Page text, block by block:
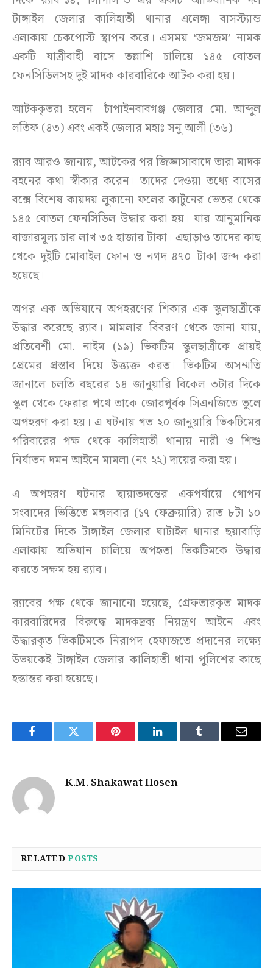
টাঙ্গাইল জেলার কালিহাতী থানার এলেঙ্গা বাসস্ট্যান্ড
এলাকায় চেকপোস্ট স্থাপন করে। এসময় ‘জমজম’ নামক
একটি যাত্রীবাহী বাসে তল্লাশি চালিয়ে ১৪৫ বোতল
ফেনসিডিলসহ দুই মাদক কারবারিকে আটক করা হয়।
আটককৃতরা হলেন- চাঁপাইনবাবগঞ্জ জেলার মো. আব্দুল
লতিফ (৪৩) এবং একই জেলার মহাঃ সনু আলী (৩৬)।
র‍্যাব আরও জানায়, আটকের পর জিজ্ঞাসাবাদে তারা মাদক
বহনের কথা স্বীকার করেন। তাদের দেওয়া তথ্যে বাসের
বক্সে বিশেষ কায়দয় লুকানো ফলের কার্টুনের ভেতর থেকে
১৪৫ বোতল ফেনসিডিল উদ্ধার করা হয়। যার আনুমানিক
বাজারমূল্য চার লাখ ৩৫ হাজার টাকা। এছাড়াও তাদের কাছ
থেকে দুইটি মোবাইল ফোন ও নগদ ৪৭০ টাকা জব্দ করা
হয়েছে।
অপর এক অভিযানে অপহরণের শিকার এক স্কুলছাত্রীকে
উদ্ধার করেছে র‍্যাব। মামলার বিবরণ থেকে জানা যায়,
প্রতিবেশী মো. নাইম (১৯) ভিকটিম স্কুলছাত্রীকে প্রায়ই
প্রেমের প্রস্তাব দিয়ে উত্ত্যক্ত করত। ভিকটিম অসম্মতি
জানালে চলতি বছরের ১৪ জানুয়ারি বিকেল ৩টার দিকে
স্কুল থেকে ফেরার পথে তাকে জোরপূর্বক সিএনজিতে তুলে
অপহরণ করা হয়। এ ঘটনায় গত ২০ জানুয়ারি ভিকটিমের
পরিবারের পক্ষ থেকে কালিহাতী থানায় নারী ও শিশু
নির্যাতন দমন আইনে মামলা (নং-২২) দায়ের করা হয়।
এ অপহরণ ঘটনার ছায়াতদন্তের একপর্যায়ে গোপন
সংবাদের ভিত্তিতে মঙ্গলবার (১৭ ফেব্রুয়ারি) রাত ৮টা ১০
মিনিটের দিকে টাঙ্গাইল জেলার ঘাটাইল থানার ছয়াবাড়ি
এলাকায় অভিযান চালিয়ে অপহৃতা ভিকটিমকে উদ্ধার
করতে সক্ষম হয় র‍্যাব।
র‍্যাবের পক্ষ থেকে জানানো হয়েছে, গ্রেফতারকৃত মাদক
কারবারিদের বিরুদ্ধে মাদকদ্রব্য নিয়ন্ত্রণ আইনে এবং
উদ্ধারকৃত ভিকটিমকে নিরাপদ হেফাজতে প্রদানের লক্ষ্যে
উভয়কেই টাঙ্গাইল জেলার কালিহাতী থানা পুলিশের কাছে
হস্তান্তর করা হয়েছে।
FacebookTwitter Pinterest LinkedInTumblr Email
K.M. Shakawat Hosen
RELATEDPOSTS